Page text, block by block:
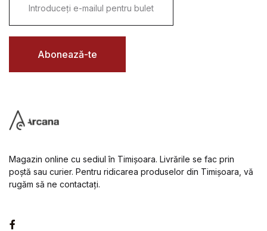
i
l
Abonează-te
Magazin online cu sediul în Timișoara. Livrările se fac prin
poștă sau curier. Pentru ridicarea produselor din Timișoara, vă
rugăm să ne contactați.